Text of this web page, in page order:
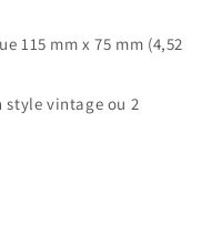
115 mm x 75 mm (4,52
style vintage ou 2